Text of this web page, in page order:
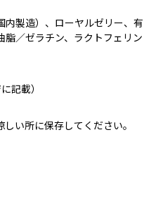
内製造）、ローヤルゼリー、有
／ゼラチン、ラクトフェリン
記載）
い所に保存してください。